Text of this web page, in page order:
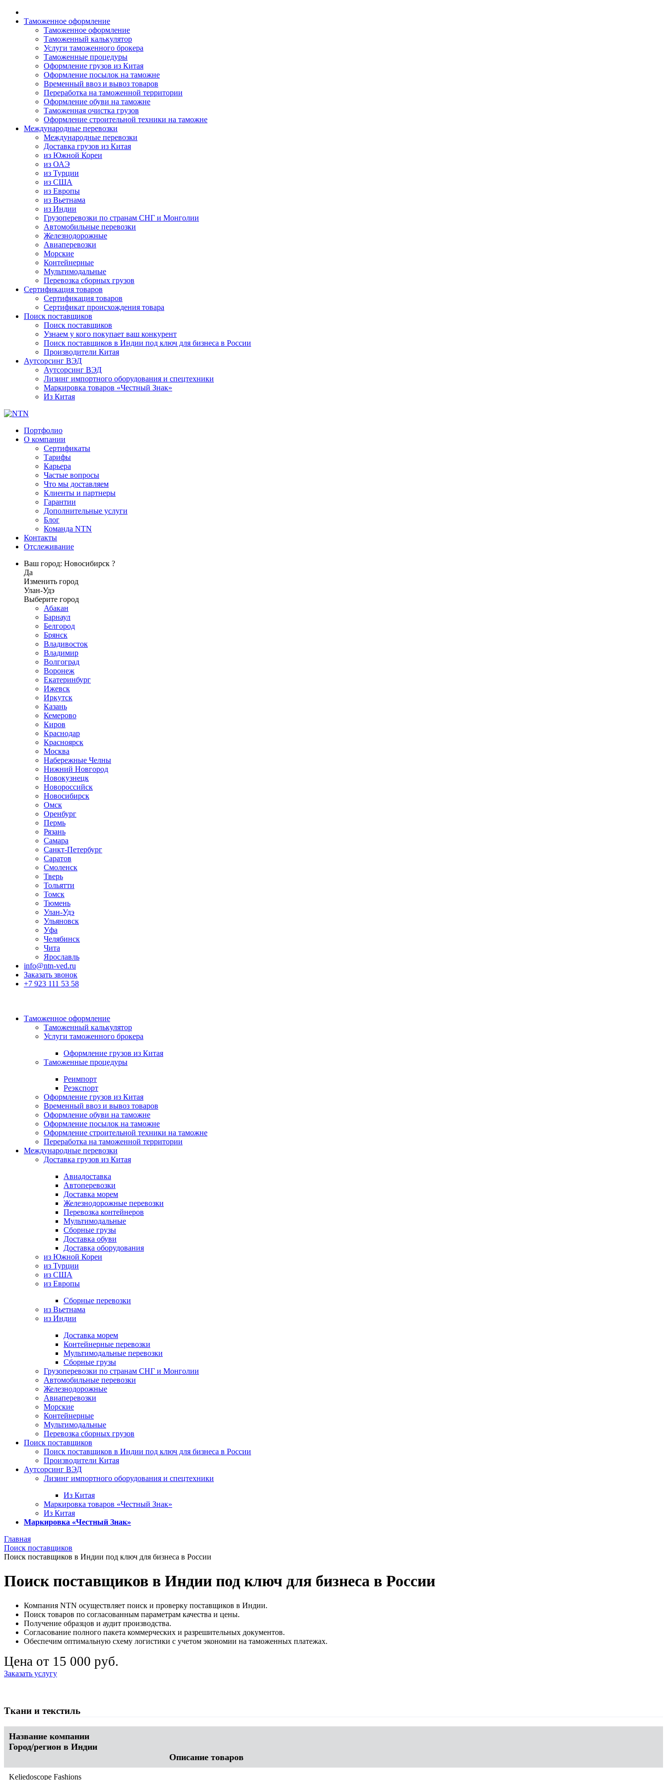
Таможенное оформление
Таможенное оформление
Таможенный калькулятор
Услуги таможенного брокера
Таможенные процедуры
Оформление грузов из Китая
Оформление посылок на таможне
Временный ввоз и вывоз товаров
Переработка на таможенной территории
Оформление обуви на таможне
Таможенная очистка грузов
Оформление строительной техники на таможне
Международные перевозки
Международные перевозки
Доставка грузов из Китая
из Южной Кореи
из ОАЭ
из Турции
из США
из Европы
из Вьетнама
из Индии
Грузоперевозки по странам СНГ и Монголии
Автомобильные перевозки
Железнодорожные
Авиаперевозки
Морские
Контейнерные
Мультимодальные
Перевозка сборных грузов
Сертификация товаров
Сертификация товаров
Сертификат происхождения товара
Поиск поставщиков
Поиск поставщиков
Узнаем у кого покупает ваш конкурент
Поиск поставщиков в Индии под ключ для бизнеса в России
Производители Китая
Аутсорсинг ВЭД
Аутсорсинг ВЭД
Лизинг импортного оборудования и спецтехники
Маркировка товаров «Честный Знак»
Из Китая
Портфолио
О компании
Сертификаты
Тарифы
Карьера
Частые вопросы
Что мы доставляем
Клиенты и партнеры
Гарантии
Дополнительные услуги
Блог
Команда NTN
Контакты
Отслеживание
Ваш город: Новосибирск ?
Да
Изменить город
Улан-Удэ
Выберите город
Абакан
Барнаул
Белгород
Брянск
Владивосток
Владимир
Волгоград
Воронеж
Екатеринбург
Ижевск
Иркутск
Казань
Кемерово
Киров
Краснодар
Красноярск
Москва
Набережные Челны
Нижний Новгород
Новокузнецк
Новороссийск
Новосибирск
Омск
Оренбург
Пермь
Рязань
Самара
Санкт-Петербург
Саратов
Смоленск
Тверь
Тольятти
Томск
Тюмень
Улан-Удэ
Ульяновск
Уфа
Челябинск
Чита
Ярославль
info@ntn-ved.ru
Заказать звонок
+7 923 111 53 58
Таможенное оформление
Таможенный калькулятор
Услуги таможенного брокера
Оформление грузов из Китая
Таможенные процедуры
Реимпорт
Реэкспорт
Оформление грузов из Китая
Временный ввоз и вывоз товаров
Оформление обуви на таможне
Оформление посылок на таможне
Оформление строительной техники на таможне
Переработка на таможенной территории
Международные перевозки
Доставка грузов из Китая
Авиадоставка
Автоперевозки
Доставка морем
Железнодорожные перевозки
Перевозка контейнеров
Мультимодальные
Сборные грузы
Доставка обуви
Доставка оборудования
из Южной Кореи
из Турции
из США
из Европы
Сборные перевозки
из Вьетнама
из Индии
Доставка морем
Контейнерные перевозки
Мультимодальные перевозки
Сборные грузы
Грузоперевозки по странам СНГ и Монголии
Автомобильные перевозки
Железнодорожные
Авиаперевозки
Морские
Контейнерные
Мультимодальные
Перевозка сборных грузов
Поиск поставщиков
Поиск поставщиков в Индии под ключ для бизнеса в России
Производители Китая
Аутсорсинг ВЭД
Лизинг импортного оборудования и спецтехники
Из Китая
Маркировка товаров «Честный Знак»
Из Китая
Маркировка «Честный Знак»
Главная
Поиск поставщиков
Поиск поставщиков в Индии под ключ для бизнеса в России
Поиск поставщиков в Индии под ключ для бизнеса в России
Компания NTN осуществляет поиск и проверку поставщиков в Индии.
Поиск товаров по согласованным параметрам качества и цены.
Получение образцов и аудит производства.
Согласование полного пакета коммерческих и разрешительных документов.
Обеспечим оптимальную схему логистики с учетом экономии на таможенных платежах.
Цена от 15 000 руб.
Заказать услугу
Ткани и текстиль
Название компании
Город/регион в Индии
Описание товаров
Keliedoscope Fashions